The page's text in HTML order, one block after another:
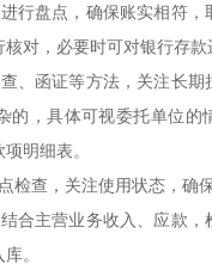
行盘点，确保账实相符，
对，必要时可对银行存款
、函证等方法，关注长期
的，具体可视委托单位的
明细表。
检查，关注使用状态，确
合主营业务收入、应款，
。